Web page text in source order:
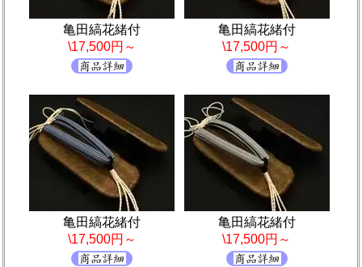
亀田縞花緒付
\17,500円～
亀田縞花緒付
\17,500円～
亀田縞花緒付
\17,500円～
亀田縞花緒付
\17,500円～